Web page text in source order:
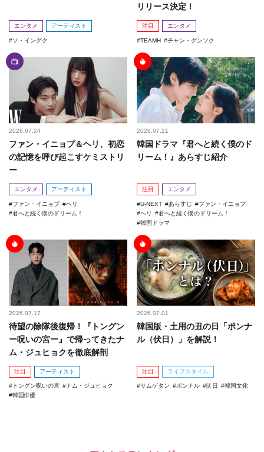
エンタメ アーティスト
ソ・イングク
リリース決定！
注目 エンタメ
TEAMH チャン・グンソク
2026.07.24
ファン・イニョプ＆ヘリ、初恋
の記憶を呼び起こすケミストリ
ー
エンタメ アーティスト
ファン・イニョプ
ヘリ
君へと続く僕のドリーム！
2026.07.21
韓国ドラマ『君へと続く僕のド
リーム！』あらすじ紹介
注目 エンタメ
U-NEXT あらすじ
ファン・イニョプ
ヘリ
君へと続く僕のドリーム！
韓国ドラマ
2026.07.17
待望の除隊後復帰！『トングン
ー呪いの宮ー』で帰ってきたナ
ム・ジュヒョクを徹底解剖
注目 アーティスト
トングン呪いの宮
ナム・ジュヒョク
韓国俳優
2026.07.01
韓国版・土用の丑の日「ポンナ
ル（伏日）」を解説！
注目 ライフスタイル
サムゲタン ポンナル 伏日 韓国文化